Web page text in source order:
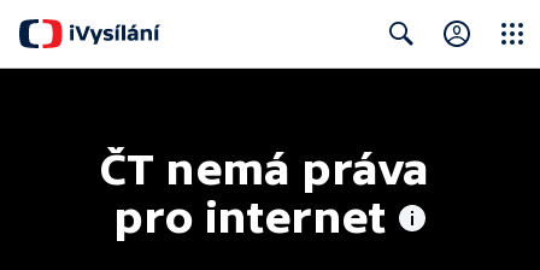
ČT nemá práva
pro internet